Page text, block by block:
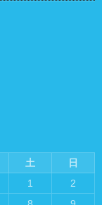
土
日
1
2